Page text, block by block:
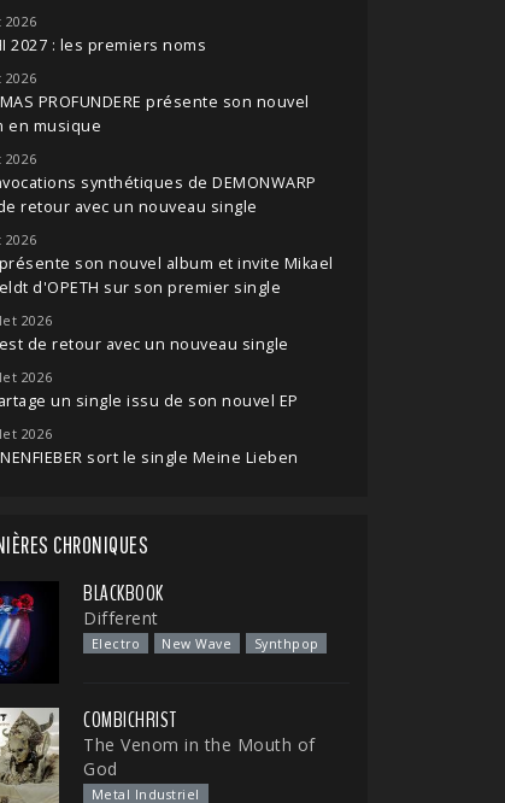
2027 : les premiers noms
PROFUNDERE présente son nouvel
en musique
synthétiques de DEMONWARP
retour avec un nouveau single
présente son nouvel album et invite Mikael
d'OPETH sur son premier single
2026
de retour avec un nouveau single
2026
un single issu de son nouvel EP
2026
sort le single Meine Lieben
CHRONIQUES
BLACKBOOK
Different
Electro New Wave Synthpop
COMBICHRIST
The Venom in the Mouth of
God
Metal Industriel